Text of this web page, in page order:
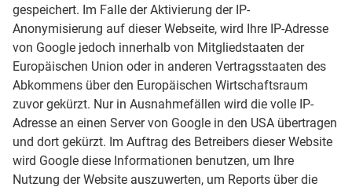
gespeichert. Im Falle der Aktivierung der IP-
Anonymisierung auf dieser Webseite, wird Ihre IP-Adresse
von Google jedoch innerhalb von Mitgliedstaaten der
Europäischen Union oder in anderen Vertragsstaaten des
Abkommens über den Europäischen Wirtschaftsraum
zuvor gekürzt. Nur in Ausnahmefällen wird die volle IP-
Adresse an einen Server von Google in den USA übertragen
und dort gekürzt. Im Auftrag des Betreibers dieser Website
wird Google diese Informationen benutzen, um Ihre
Nutzung der Website auszuwerten, um Reports über die